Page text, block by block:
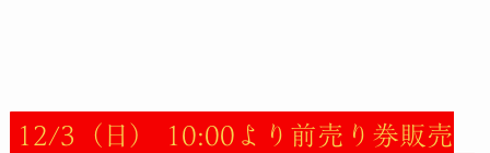
12/3（日） 10:00より前売り券販売